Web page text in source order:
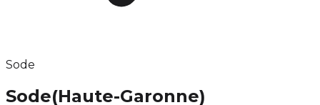
Sode
Sode(Haute-Garonne)